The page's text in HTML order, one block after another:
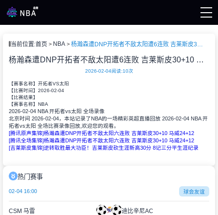
播
像
当前位置:首页 NBA 杨瀚森遭DNP开拓者不敌太阳遭6连败 吉莱斯皮30+10 马威24+12
杨瀚森遭DNP开拓者不敌太阳遭6连败 吉莱斯皮30+10 马威24+12
2026-02-04阅读:10次
【赛事名称】 开拓者VS太阳
【比赛时间】 2026-02-04
【比赛结果】
【赛事名称】 NBA
2026-02-04 NBA 开拓者vs太阳 全场录像
北京时间 2026-02-04，本站记录了NBA的一场精彩英超直播回放 2026-02-04 NBA 开
拓者vs太阳 全场比赛录像回放,欢迎您的观看。
[腾讯原声集锦]杨瀚森遭DNP开拓者不敌太阳六连败 吉莱斯皮30+10 马威24+12
[腾讯全场集锦]杨瀚森遭DNP开拓者不敌太阳六连败 吉莱斯皮30+10 马威24+12
[吉莱斯皮集锦]逆转取胜最大功臣！吉莱斯皮砍生涯新高30分 8记三分平生涯纪录
热门赛事
02-04 16:00 球会友谊
CSM 马雷 迪比辛尼AC